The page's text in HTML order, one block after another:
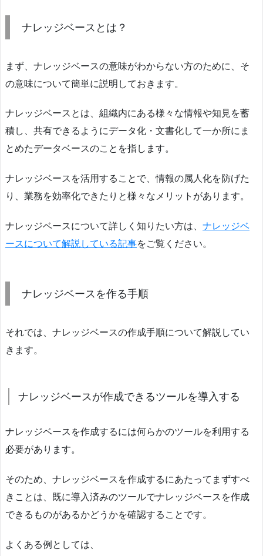
ナレッジベースとは？
まず、ナレッジベースの意味がわからない方のために、そ
の意味について簡単に説明しておきます。
ナレッジベースとは、組織内にある様々な情報や知見を蓄
積し、共有できるようにデータ化・文書化して一か所にま
とめたデータベースのことを指します。
ナレッジベースを活用することで、情報の属人化を防げた
り、業務を効率化できたりと様々なメリットがあります。
ナレッジベースについて詳しく知りたい方は、 ナレッジベ
ースについて解説している記事をご覧ください。
ナレッジベースを作る手順
それでは、ナレッジベースの作成手順について解説してい
きます。
ナレッジベースが作成できるツールを導入する
ナレッジベースを作成するには何らかのツールを利用する
必要があります。
そのため、ナレッジベースを作成するにあたってまずすべ
きことは、既に導入済みのツールでナレッジベースを作成
できるものがあるかどうかを確認することです。
よくある例としては、